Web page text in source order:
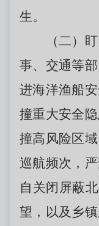
生。
（二）
事、交通等
进海洋渔船
撞重大安全
撞高风险区
巡航频次，
自关闭屏蔽
望，以及乡